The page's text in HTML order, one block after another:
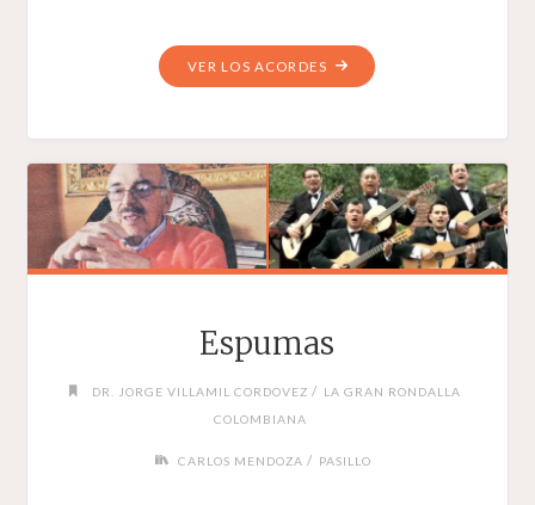
VER LOS ACORDES"EL
VIDA"
Espumas
DR. JORGE VILLAMIL CORDOVEZ / LA GRAN RONDALLA
COLOMBIANA
CARLOS MENDOZA / PASILLO